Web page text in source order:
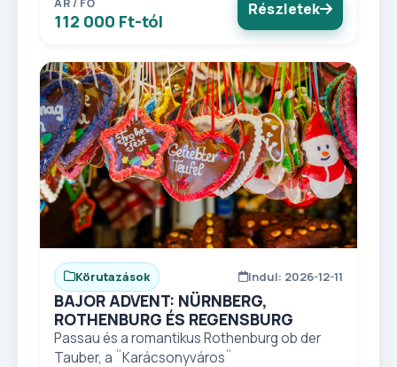
112 000 Ft-tól
Részletek
Körutazások Indul: 2026-12-11
BAJOR ADVENT: NÜRNBERG,
ROTHENBURG ÉS REGENSBURG
Passau és a romantikus Rothenburg ob der
Tauber, a ˝Karácsonyváros˝